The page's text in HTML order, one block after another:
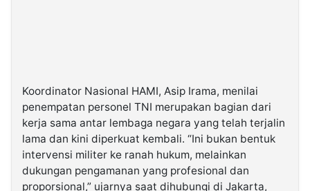
Koordinator Nasional HAMI, Asip Irama, menilai
penempatan personel TNI merupakan bagian dari
kerja sama antar lembaga negara yang telah terjalin
lama dan kini diperkuat kembali. “Ini bukan bentuk
intervensi militer ke ranah hukum, melainkan
dukungan pengamanan yang profesional dan
proporsional,” ujarnya saat dihubungi di Jakarta,